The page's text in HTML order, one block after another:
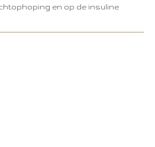
en op de insuline